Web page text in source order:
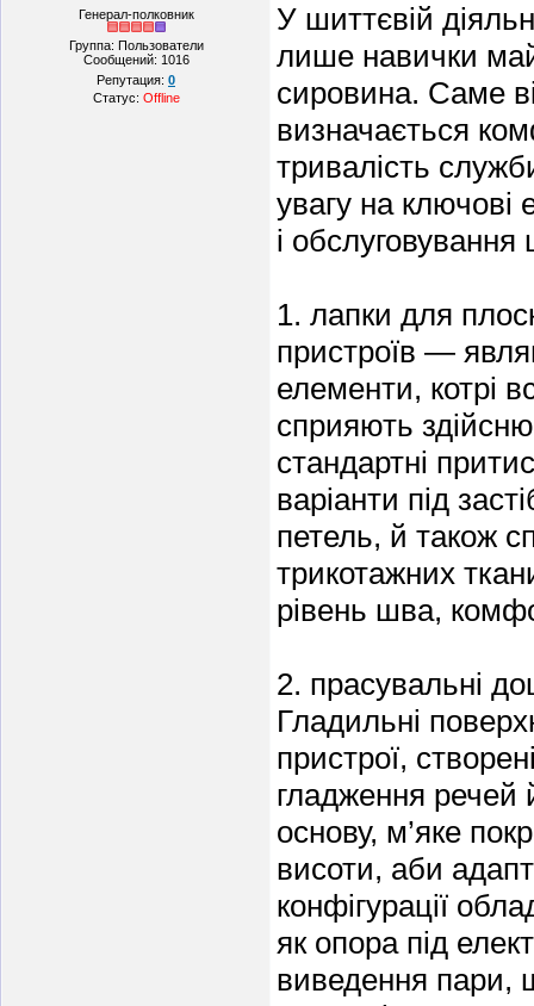
Генерал-полковник
Группа: Пользователи
Сообщений: 1016
Репутация: 0
Статус: Offline
У шиттєвій
лише навички
сировина. Саме
визначається
тривалість
увагу на ключові
і
1. лапки для
пристроїв —
елементи, котрі
сприяють
стандартні
варіанти під
петель, й також
трикотажних
рівень шва,
2. прасувальні
Гладильні
пристрої,
гладження речей
основу, м’яке
висоти, аби
конфігурації
як опора під
виведення пари,